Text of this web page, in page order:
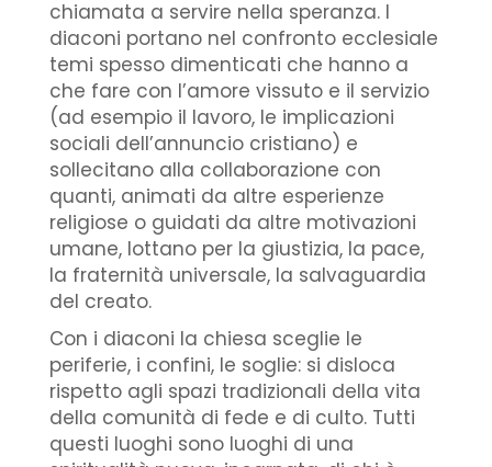
chiamata a servire nella speranza. I
diaconi portano nel confronto ecclesiale
temi spesso dimenticati che hanno a
che fare con l’amore vissuto e il servizio
(ad esempio il lavoro, le implicazioni
sociali dell’annuncio cristiano) e
sollecitano alla collaborazione con
quanti, animati da altre esperienze
religiose o guidati da altre motivazioni
umane, lottano per la giustizia, la pace,
la fraternità universale, la salvaguardia
del creato.
Con i diaconi la chiesa sceglie le
periferie, i confini, le soglie: si disloca
rispetto agli spazi tradizionali della vita
della comunità di fede e di culto. Tutti
questi luoghi sono luoghi di una